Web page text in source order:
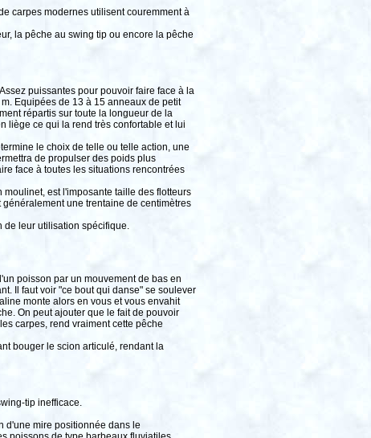
carpes modernes utilisent couremment à
la pêche au swing tip ou encore la pêche
puissantes pour pouvoir faire face à la
Equipées de 13 à 15 anneaux de petit
répartis sur toute la longueur de la
liège ce qui la rend très confortable et lui
le choix de telle ou telle action, une
de propulser des poids plus
face à toutes les situations rencontrées
est l'imposante taille des flotteurs
une trentaine de centimètres
de leur utilisation spécifique.
poisson par un mouvement de bas en
Il faut voir "ce bout qui danse" se soulever
monte alors en vous et vous envahit
On peut ajouter que le fait de pouvoir
carpes, rend vraiment cette pêche
bouger le scion articulé, rendant la
tip inefficace.
d'une mire positionnée dans le